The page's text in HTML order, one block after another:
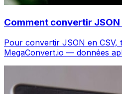
Comment convertir JSON
Pour convertir JSON en CSV,
MegaConvert.io — données